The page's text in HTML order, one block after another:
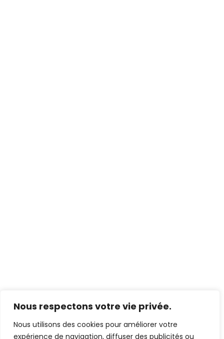
Nous respectons votre vie privée.
Nous utilisons des cookies pour améliorer votre
expérience de navigation, diffuser des publicités ou